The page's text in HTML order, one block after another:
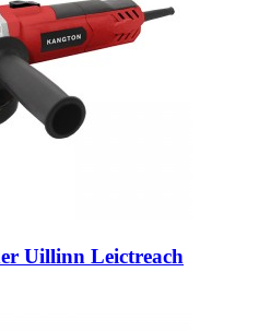
Uillinn Leictreach